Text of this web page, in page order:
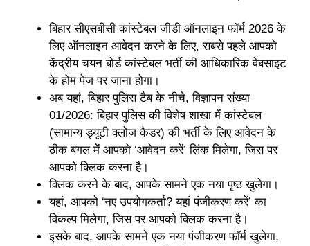
बिहार सीएसबीसी कांस्टेबल जीडी ऑनलाइन फॉर्म 2026 के
लिए ऑनलाइन आवेदन करने के लिए, सबसे पहले आपको
केंद्रीय चयन बोर्ड कांस्टेबल भर्ती की आधिकारिक वेबसाइट
के होम पेज पर जाना होगा।
अब यहां, बिहार पुलिस टैब के नीचे, विज्ञापन संख्या
01/2026: बिहार पुलिस की विशेष शाखा में कांस्टेबल
(सामान्य ड्यूटी क्लोज कैडर) की भर्ती के लिए आवेदन के
ठीक बगल में आपको ‘आवेदन करें’ लिंक मिलेगा, जिस पर
आपको क्लिक करना है।
क्लिक करने के बाद, आपके सामने एक नया पृष्ठ खुलेगा।
यहां, आपको ‘नए उपयोगकर्ता? यहां पंजीकरण करें’ का
विकल्प मिलेगा, जिस पर आपको क्लिक करना है।
इसके बाद, आपके सामने एक नया पंजीकरण फॉर्म खुलेगा,